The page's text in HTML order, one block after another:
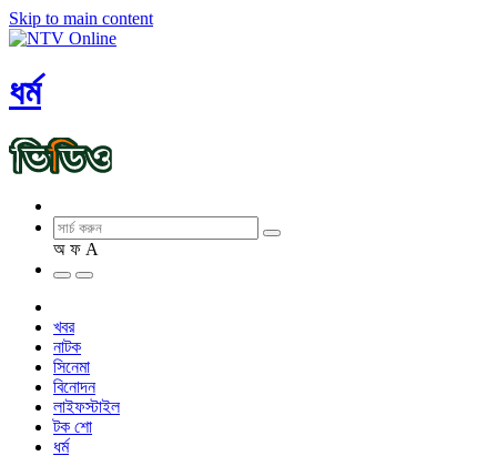
Skip to main content
ধর্ম
অ ফ A
খবর
নাটক
সিনেমা
বিনোদন
লাইফস্টাইল
টক শো
ধর্ম